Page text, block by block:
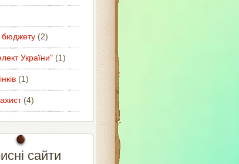
бюджету(2)
України"(1)
(1)
(4)
сайти